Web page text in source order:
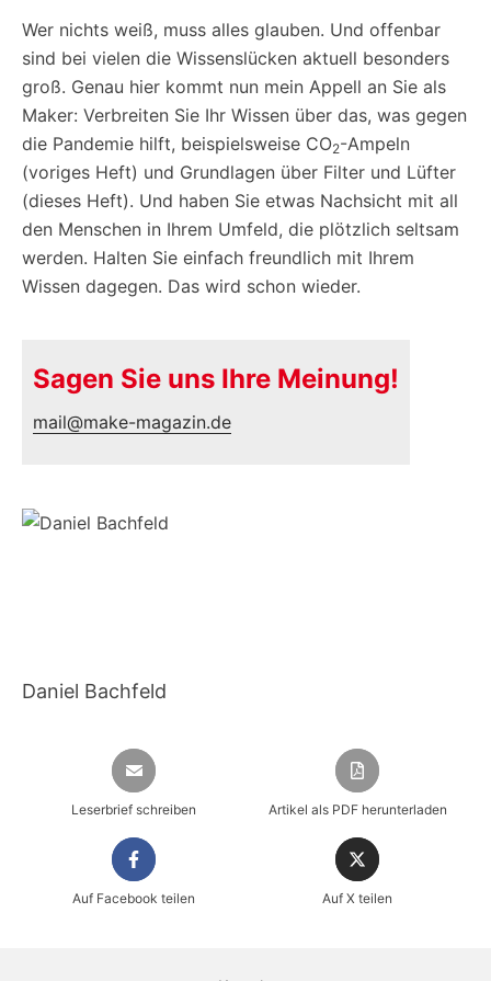
Wer nichts weiß, muss alles glauben. Und offenbar
sind bei vielen die Wissenslücken aktuell besonders
groß. Genau hier kommt nun mein Appell an Sie als
Maker: Verbreiten Sie Ihr Wissen über das, was gegen
die Pandemie hilft, beispielsweise CO2-Ampeln
(voriges Heft) und Grundlagen über Filter und Lüfter
(dieses Heft). Und haben Sie etwas Nachsicht mit all
den Menschen in Ihrem Umfeld, die plötzlich seltsam
werden. Halten Sie einfach freundlich mit Ihrem
Wissen dagegen. Das wird schon wieder.
Sagen Sie uns Ihre Meinung!
mail@make-magazin.de
Daniel Bachfeld
Leserbrief schreiben Artikel als PDF herunterladen
Auf Facebook teilen Auf X teilen